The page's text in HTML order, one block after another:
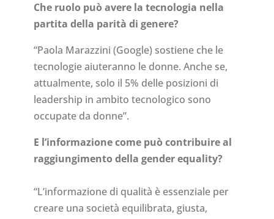
Che ruolo può avere la tecnologia nella
partita della parità di genere?
“Paola Marazzini (Google) sostiene che le
tecnologie aiuteranno le donne. Anche se,
attualmente, solo il 5% delle posizioni di
leadership in ambito tecnologico sono
occupate da donne”.
E l’informazione come può contribuire al
raggiungimento della gender equality?
“L’informazione di qualità è essenziale per
creare una società equilibrata, giusta,